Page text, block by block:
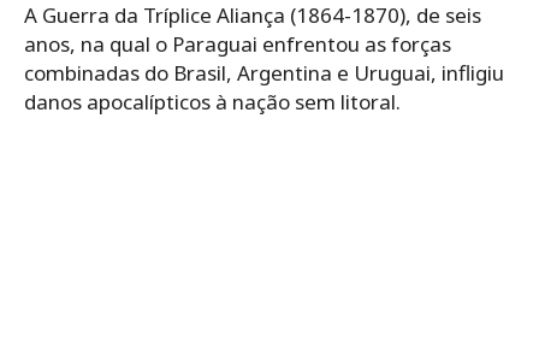
A Guerra da Tríplice Aliança (1864-1870), de seis
anos, na qual o Paraguai enfrentou as forças
combinadas do Brasil, Argentina e Uruguai, infligiu
danos apocalípticos à nação sem litoral.